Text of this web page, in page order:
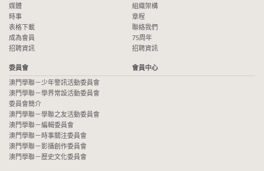
媒體
時事
表格下載
成為會員
招聘資訊
組織架構
章程
聯絡我們
75周年
招聘資訊
委員會
澳門學聯－少年警訊活動委員會
澳門學聯－學界常設活動委員會
委員會簡介
澳門學聯－學聯之友活動委員會
澳門學聯－編輯委員會
澳門學聯－時事關注委員會
澳門學聯－影攝創作委員會
澳門學聯－歷史文化委員會
會員中心